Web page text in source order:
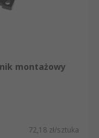
montażowy
72,18 zł/sztuka